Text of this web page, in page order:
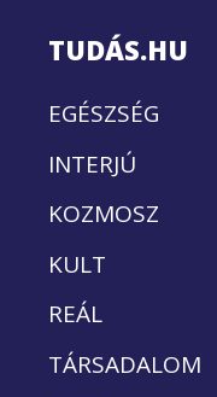
TUDÁS.HU
EGÉSZSÉG
INTERJÚ
KOZMOSZ
KULT
REÁL
TÁRSADALOM